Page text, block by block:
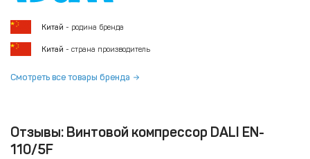
Китай - родина бренда
Китай - страна производитель
Смотреть все товары бренда
Отзывы: Винтовой компрессор DALI EN-
110/5F